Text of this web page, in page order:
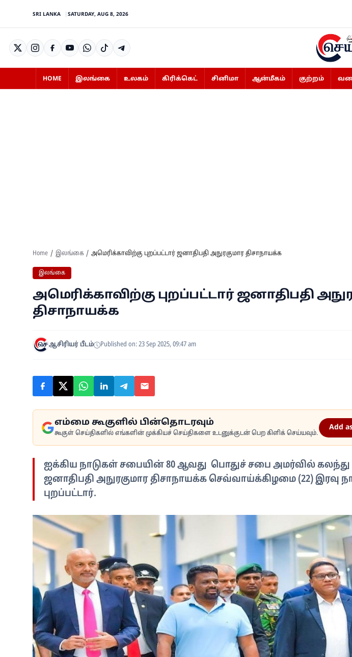
SRI LANKA SATURDAY, AUG 8, 2026
HOME இலங்கை உலகம் கிரிக்கெட் சினிமா ஆன்மீகம் குற்றம்
Home இலங்கை அமெரிக்காவிற்கு புறப்பட்டார் ஜனாதிபதி அநுரகுமார திசாநாயக்க
இலங்கை
அமெரிக்காவிற்கு புறப்பட்டார் ஜனாதிபதி
திசாநாயக்க
ஆசிரியர் பீடம் Published on: 23 Sep 2025, 09:47 am
எம்மை கூகுளில் பின்தொடரவும்
கூகுள் செய்திகளில் எங்களின் முக்கியச் செய்திகளை உடனுக்குடன் பெற கிளிக் செய்யவும்.
Add
ஐக்கிய நாடுகள் சபையின் 80 ஆவது பொதுச் சபை அமர்வில்
ஜனாதிபதி அநுரகுமார திசாநாயக்க செவ்வாய்க்கிழமை (22) இரவு
புறப்பட்டார்.